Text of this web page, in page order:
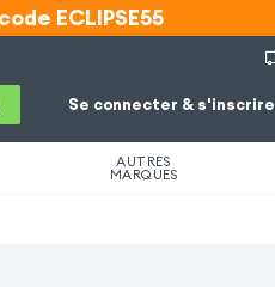
ECLIPSE55
ECLIPSE55
Se connecter & s'inscrire
AUTRES
MARQUES